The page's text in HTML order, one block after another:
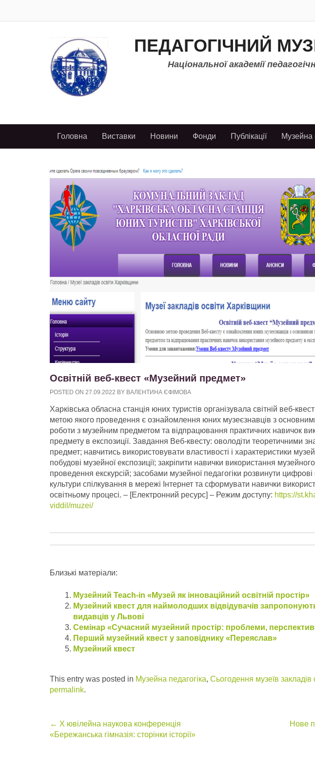
ПЕДАГОГІЧНИЙ
Національної академії
Головна Виставки Новини Фонди Публікації Музейна
Освітній веб-квест «Музейний предмет»
POSTED ON 27.09.2022 BY ВАЛЕНТИНА ЄФІМОВА
Харківська обласна станція юних туристів організувала світній веб-
метою якого проведення є ознайомлення юних музеєзнавців з
роботи з музейним предметом та відпрацювання практичних навичок
предмету в експозиції. Завдання Веб-квесту: оволодіти теоретичними
предмет; навчитись використовувати властивості і характеристики
побудові музейної експозиції; закріпити навички використання
проведення екскурсій; засобами музейної педагогіки розвинути цифрові
культури спілкування в мережі Інтернет та сформувати навички
освітньому процесі. – [Електронний ресурс] – Режим доступу: https://
viddil/muzei/
Близькі матеріали:
Музейний Teach-in «Музей як інноваційний освітній простір»
Музейний квест для наймолодших відвідувачів
видавців у Львові
Семінар «Сучасний музейний простір: проблеми,
Перший музейний квест у заповіднику «Переяслав»
Музейний квест
This entry was posted in Музейна педагогіка, Сьогодення музеїв закладів
permalink.
Post
← Х ювілейна наукова конференція
«Бережанська гімназія: сторінки історії»
Нове